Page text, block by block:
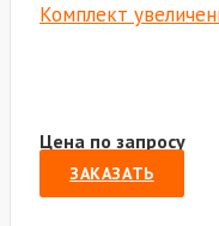
Комплект
Цена по запросу
ЗАКАЗАТЬ